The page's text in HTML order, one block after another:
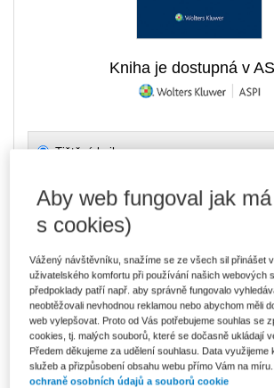
Kniha je dostupná v
Tištěná kniha
E-kniha Smarteca
V prodeji - ihned k dispozici
Co je Smarteca?
Balíček - Tištěná kniha + E-kniha
Smarteca
Skladem - expedice do 2 pracovních dnů
Co je Smarteca?
Upozorňujeme, že v období od 1.8. do 21.8.
Aby web fungoval jak
s cookies)
Vážený návštěvníku, snažíme se ze všech sil přinášet
uživatelského komfortu při používání našich webových
předpoklady patří např. aby správně fungovalo
neobtěžovali nevhodnou reklamou nebo abychom měli
web vylepšovat. Proto od Vás potřebujeme souhlas se
cookies, tj. malých souborů, které se dočasně ukládají
Předem děkujeme za udělení souhlasu. Data využijeme
služeb a přizpůsobení obsahu webu přímo Vám na míru.
ochraně osobních údajů a souborů cookie